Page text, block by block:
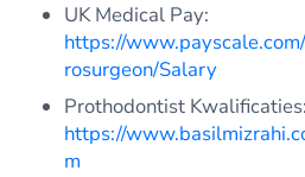
UK Medical Pay:
https://
rosurgeon/Salary
Prothodontist Kwalificaties:
https://
m